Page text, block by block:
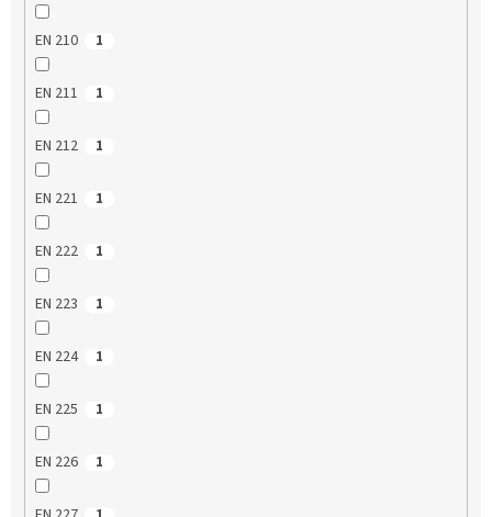
EN 210 1
EN 211 1
EN 212 1
EN 221 1
EN 222 1
EN 223 1
EN 224 1
EN 225 1
EN 226 1